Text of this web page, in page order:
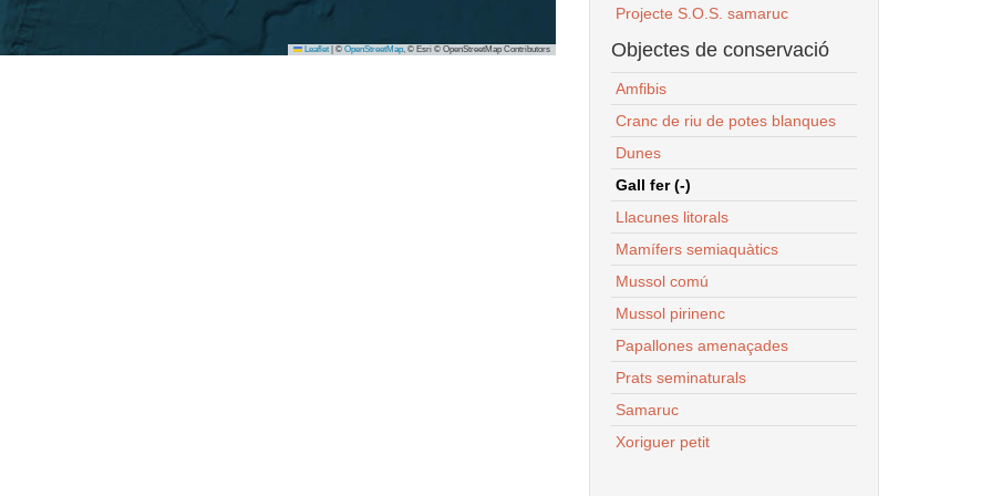
Leaflet © OpenStreetMap, © Esri © OpenStreetMap Contributors
Projecte S.O.S. samaruc
Objectes de conservació
Amfibis
Cranc de riu de potes blanques
Dunes
Gall fer (-)
Llacunes litorals
Mamífers semiaquàtics
Mussol comú
Mussol pirinenc
Papallones amenaçades
Prats seminaturals
Samaruc
Xoriguer petit